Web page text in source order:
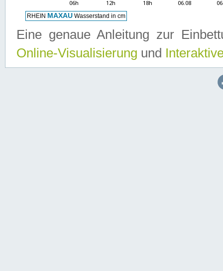
Eine genaue Anleitung zur
Online-Visualisierung und